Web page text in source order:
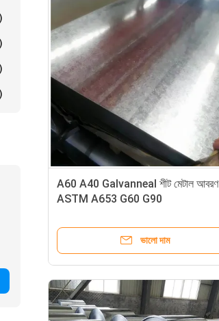
A60 A40 Galvanneal শীট মেটাল আবরণ
ASTM A653 G60 G90
ভালো দাম